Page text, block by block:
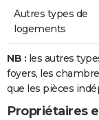
Autres types de
logements
NB : les autres
foyers, les
que les pièces
Propriétaires